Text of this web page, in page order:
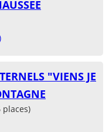
"VIENS JE